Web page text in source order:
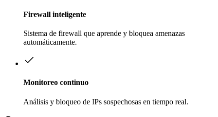
Firewall inteligente
Sistema de firewall que aprende y bloquea amenazas
automáticamente.
Monitoreo continuo
Análisis y bloqueo de IPs sospechosas en tiempo real.